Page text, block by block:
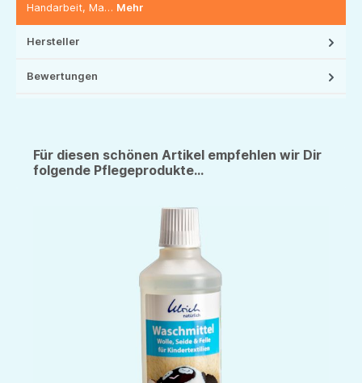
Handarbeit, Ma… Mehr
Hersteller
Bewertungen
Für diesen schönen Artikel empfehlen wir Dir
folgende Pflegeprodukte...